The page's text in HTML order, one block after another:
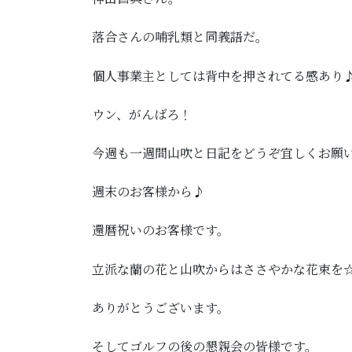
落合さんの哺乳類と同義語だ。
個人事業主としては背中を押されてる感あり♪
ウン、がんばろ！
今週も一週間山吹と日記をどうぞ宜しくお願
週末のお客様から♪
還暦祝いのお客様です。
立派な蘭の花と山吹からはささやかな花束を
ありがとうございます。
そしてゴルフの後の懇親会の皆様です。